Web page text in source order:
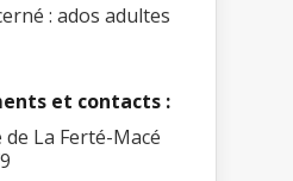
: ados adultes
et contacts :
La Ferté-Macé